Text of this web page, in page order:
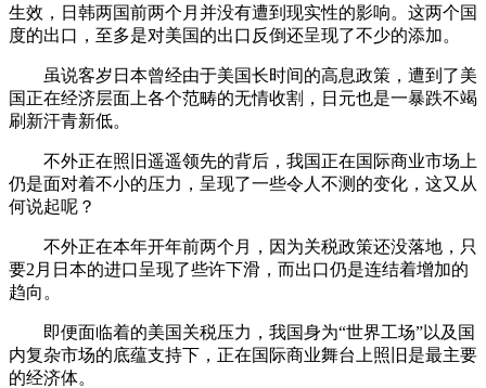
生效，日韩两国前两个月并没有遭到现实性的影响。这两个国
度的出口，至多是对美国的出口反倒还呈现了不少的添加。
虽说客岁日本曾经由于美国长时间的高息政策，遭到了美
国正在经济层面上各个范畴的无情收割，日元也是一暴跌不竭
刷新汗青新低。
不外正在照旧遥遥领先的背后，我国正在国际商业市场上
仍是面对着不小的压力，呈现了一些令人不测的变化，这又从
何说起呢？
不外正在本年开年前两个月，因为关税政策还没落地，只
要2月日本的进口呈现了些许下滑，而出口仍是连结着增加的
趋向。
即便面临着的美国关税压力，我国身为“世界工场”以及国
内复杂市场的底蕴支持下，正在国际商业舞台上照旧是最主要
的经济体。